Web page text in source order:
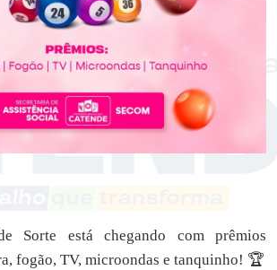
Sorte está chegando com prêmios
fogão, TV, microondas e tanquinho! 🏆